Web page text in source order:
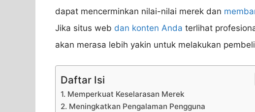
dapat mencerminkan nilai-nilai merek dan
Jika situs web dan konten Anda terlihat
akan merasa lebih yakin untuk melakukan
Daftar Isi
1. Memperkuat Keselarasan Merek
2. Meningkatkan Pengalaman Pengguna